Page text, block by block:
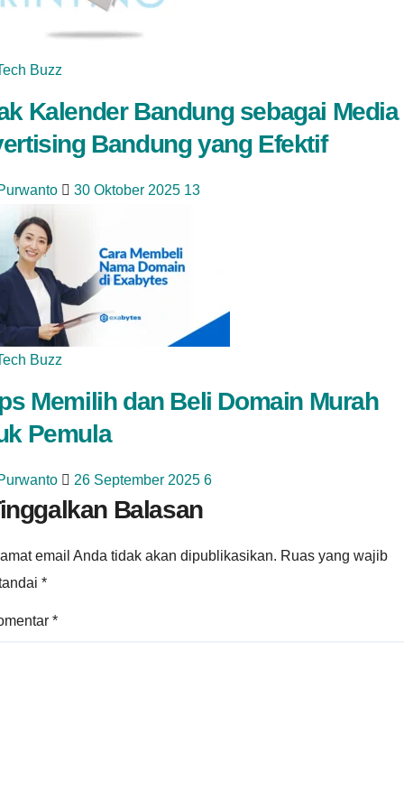
Buzz
Kalender Bandung sebagai Media
Bandung yang Efektif
30 Oktober 2025 13
Buzz
Memilih dan Beli Domain Murah
Pemula
26 September 2025 6
Balasan
email Anda tidak akan dipublikasikan. Ruas yang wajib
*
*